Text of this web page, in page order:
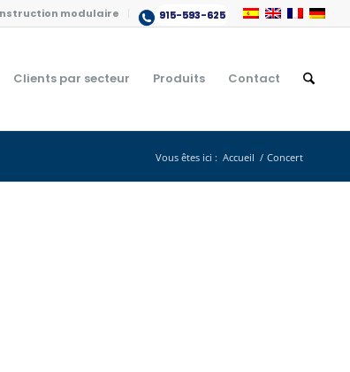
modulaire 915-593-625
Clients par secteur Produits Contact
Vous êtes ici : Accueil / Concert